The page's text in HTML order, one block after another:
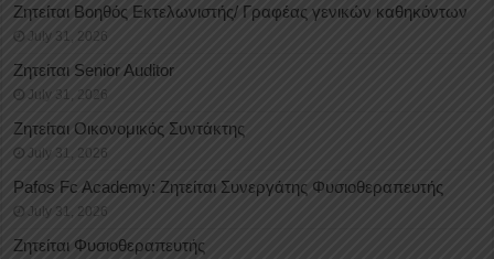
Ζητείται Βοηθός Εκτελωνιστής/ Γραφέας γενικών καθηκόντων
July 31, 2026
Ζητείται Senior Auditor
July 31, 2026
Ζητείται Οικονομικός Συντάκτης
July 31, 2026
Pafos Fc Academy: Ζητείται Συνεργάτης Φυσιοθεραπευτής
July 31, 2026
Ζητείται Φυσιοθεραπευτής